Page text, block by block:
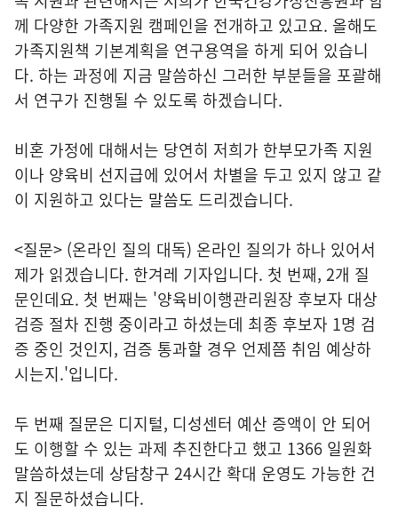
께 다양한 가족지원 캠페인을 전개하고 있고요. 올해도
가족지원책 기본계획을 연구용역을 하게 되어 있습니
다. 하는 과정에 지금 말씀하신 그러한 부분들을 포괄해
서 연구가 진행될 수 있도록 하겠습니다.
비혼 가정에 대해서는 당연히 저희가 한부모가족 지원
이나 양육비 선지급에 있어서 차별을 두고 있지 않고 같
이 지원하고 있다는 말씀도 드리겠습니다.
<질문> (온라인 질의 대독) 온라인 질의가 하나 있어서
제가 읽겠습니다. 한겨레 기자입니다. 첫 번째, 2개 질
문인데요. 첫 번째는 '양육비이행관리원장 후보자 대상
검증 절차 진행 중이라고 하셨는데 최종 후보자 1명 검
증 중인 것인지, 검증 통과할 경우 언제쯤 취임 예상하
시는지.'입니다.
두 번째 질문은 디지털, 디성센터 예산 증액이 안 되어
도 이행할 수 있는 과제 추진한다고 했고 1366 일원화
말씀하셨는데 상담창구 24시간 확대 운영도 가능한 건
지 질문하셨습니다.